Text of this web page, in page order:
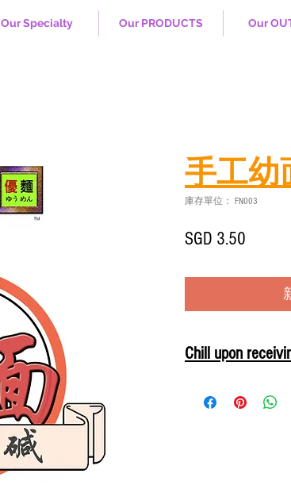
Our Specialty Our PRODUCTS Our
手工幼
庫存單位： FN003
SGD 3.50
Chill upon